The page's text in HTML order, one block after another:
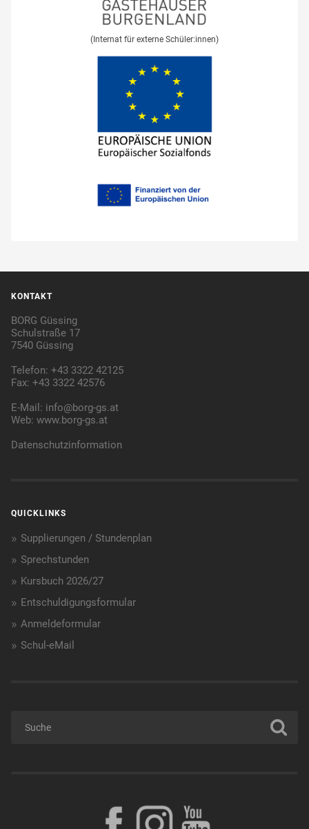
(Internat für externe Schüler:innen)
KONTAKT
BORG Güssing
Schulstraße 17
7540 Güssing
Telefon: +43 3322 42125
Fax: +43 3322 42576
E-Mail: info@borg-gs.at
Web:www.borg-gs.at
Datenschutzinformation
QUICKLINKS
Supplierungen / Stundenplan
Sprechstunden
Kursbuch 2026/27
Entschuldigungsformular
Anmeldeformular
Schul-eMail